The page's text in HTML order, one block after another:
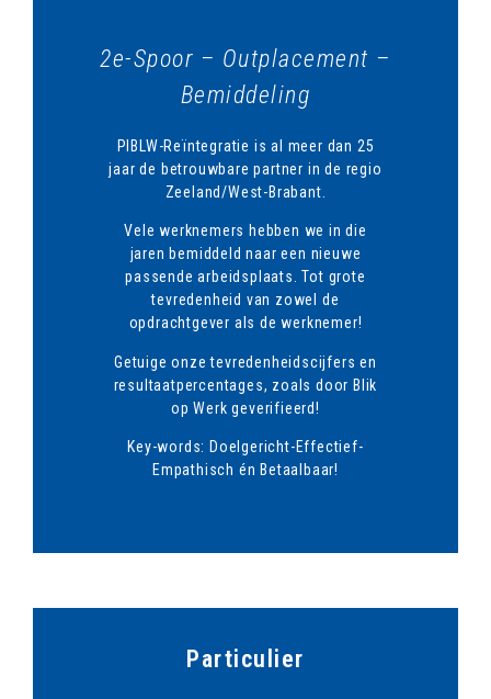
2e-Spoor – Outplacement –
Bemiddeling
PIBLW-Reïntegratie is al meer dan 25
jaar de betrouwbare partner in de regio
Zeeland/West-Brabant.
Vele werknemers hebben we in die
jaren bemiddeld naar een nieuwe
passende arbeidsplaats. Tot grote
tevredenheid van zowel de
opdrachtgever als de werknemer!
Getuige onze tevredenheidscijfers en
resultaatpercentages, zoals door Blik
op Werk geverifieerd!
Key-words: Doelgericht-Effectief-
Empathisch én Betaalbaar!
Particulier